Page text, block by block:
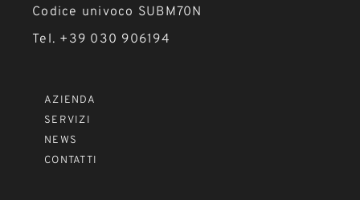
Codice univoco SUBM70N
Tel. +39 030 906194
AZIENDA
SERVIZI
NEWS
CONTATTI